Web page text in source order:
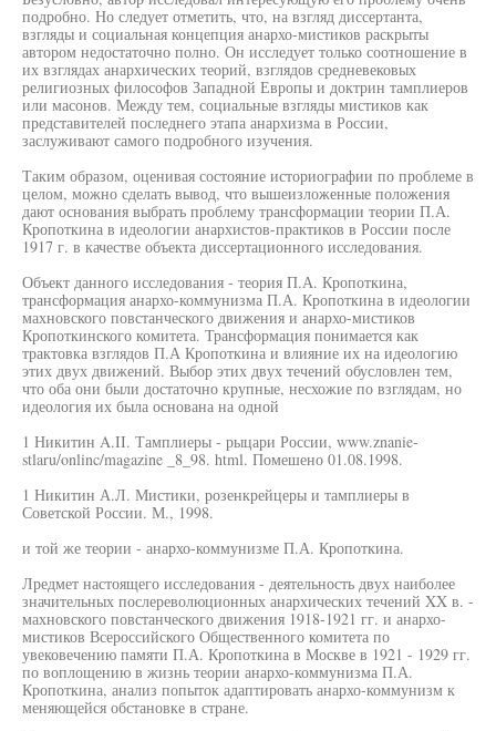
подробно. Но следует отметить, что, на взгляд диссертанта,
взгляды и социальная концепция анархо-мистиков раскрыты
автором недостаточно полно. Он исследует только соотношение в
их взглядах анархических теорий, взглядов средневековых
религиозных философов Западной Европы и доктрин тамплиеров
или масонов. Между тем, социальные взгляды мистиков как
представителей последнего этапа анархизма в России,
заслуживают самого подробного изучения.
Таким образом, оценивая состояние историографии по проблеме в
целом, можно сделать вывод, что вышеизложенные положения
дают основания выбрать проблему трансформации теории П.А.
Кропоткина в идеологии анархистов-практиков в России после
1917 г. в качестве объекта диссертационного исследования.
Объект данного исследования - теория П.А. Кропоткина,
трансформация анархо-коммунизма П.А. Кропоткина в идеологии
махновского повстанческого движения и анархо-мистиков
Кропоткинского комитета. Трансформация понимается как
трактовка взглядов П.А Кропоткина и влияние их на идеологию
этих двух движений. Выбор этих двух течений обусловлен тем,
что оба они были достаточно крупные, несхожие по взглядам, но
идеология их была основана на одной
1 Никитин A.II. Тамплиеры - рыцари России, www.znanie-
stlaru/onlinc/magazine _8_98. html. Помешено 01.08.1998.
1 Никитин А.Л. Мистики, розенкрейцеры и тамплиеры в
Советской России. М., 1998.
и той же теории - анархо-коммунизме П.А. Кропоткина.
Лредмет настоящего исследования - деятельность двух наиболее
значительных послереволюционных анархических течений XX в. -
махновского повстанческого движения 1918-1921 гг. и анархо-
мистиков Всероссийского Общественного комитета по
увековечению памяти П.А. Кропоткина в Москве в 1921 - 1929 гг.
по воплощению в жизнь теории анархо-коммунизма П.А.
Кропоткина, анализ попыток адаптировать анархо-коммунизм к
меняющейся обстановке в стране.